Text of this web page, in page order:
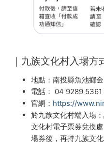
九族文化村入場方
地點：南投縣魚池鄉
電話： 04 9289 5361
官網： https://
於九族文化村端入場
文化村電子票券兌換
場券後，再持九族文